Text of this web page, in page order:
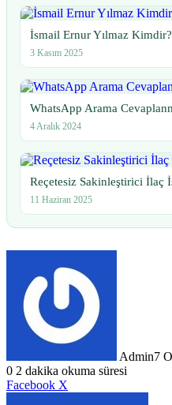
İsmail Ernur Yılmaz
3 Kasım 2025
WhatsApp Arama
4 Aralık 2024
Reçetesiz Sakinleştirici İlaç
11 Haziran 2025
Admin7
0 2 dakika okuma süresi
Facebook X